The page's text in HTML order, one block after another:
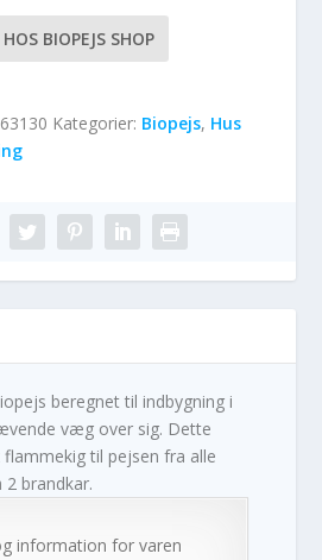
BIOPEJS SHOP
63130 Kategorier: Biopejs, Hus
beregnet til indbygning i
væg over sig. Dette
til pejsen fra alle
brandkar.
information for varen